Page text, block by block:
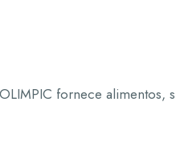
fornece